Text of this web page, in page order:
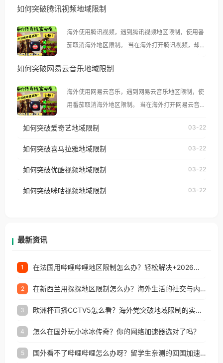
如何突破腾讯视频地域限制
海外使用腾讯视频，遇到腾讯视频地区限制，使用番
茄取消海外地区限制。 当在海外打开腾讯视频，却突
示语。 海外用户如香港、澳门、台湾、美国、加拿
像其他音乐平台一样，出现地区及版权限制问题，且
仅能在中国大陆地区播放。 遇到这个问题的朋友们，
台湾、美国、加拿大、澳大利亚、欧洲等国家和地区
权限制所困扰。
如何突破网易云音乐地域限制
海外使用网易云音乐，遇到网易云音乐地区限制，使
用番茄取消海外地区限制。 当在海外打开网易云音
播放”的提示语。 海外用户如香港、澳门、台湾、美
制问题，且仅能在中国大陆地区播放。 遇到这个问题
户收听网易云音乐地区版权限制」的问题，无论人在
如何突破爱奇艺地域限制 03-22
如何突破喜马拉雅地域限制 03-22
如何突破优酷视频地域限制 03-22
如何突破咪咕视频地域限制 03-22
最新资讯
1 在法国用哔哩哔哩地区限制怎么办？轻松解决+2026世界杯看球攻略
2 在新西兰用探探地区限制怎么办？海外生活的社交与内容之困
3 欧洲杯直播CCTV5怎么看？海外党突破地域限制的实用指南
4 怎么在国外玩小冰冰传奇？你的网络加速器选对了吗？
5 国外看不了哔哩哔哩怎么办呀？留学生亲测的回国加速全攻略（含酷我音乐渤海银行解决方法）